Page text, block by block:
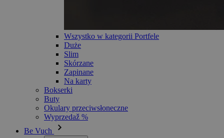
Wszystko w kategorii Portfele
Duże
Slim
Skórzane
Zapinane
Na karty
Bokserki
Buty
Okulary przeciwsłoneczne
Wyprzedaž %
Be Vuch